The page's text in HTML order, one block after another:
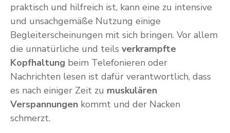
praktisch und hilfreich ist, kann eine zu intensive
und unsachgemäße Nutzung einige
Begleiterscheinungen mit sich bringen. Vor allem
die unnatürliche und teils verkrampfte
Kopfhaltung beim Telefonieren oder
Nachrichten lesen ist dafür verantwortlich, dass
es nach einiger Zeit zu muskulären
Verspannungen kommt und der Nacken
schmerzt.